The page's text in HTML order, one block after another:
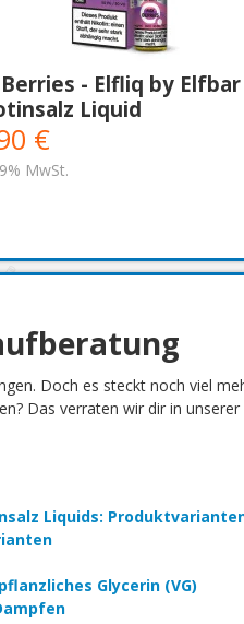
- Elfliq by Elfbar
Liquid
€
MwSt.
Doch es steckt noch viel
Das verraten wir dir in
Liquids:
Glycerin (VG)